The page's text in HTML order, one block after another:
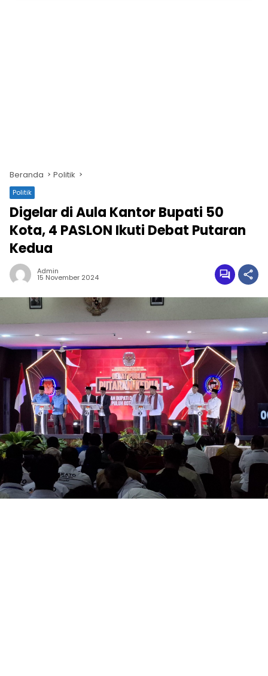
Beranda Politik
Politik
Digelar di Aula Kantor Bupati 50
Kota, 4 PASLON Ikuti Debat Putaran
Kedua
Admin
15 November 2024